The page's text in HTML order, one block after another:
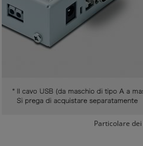
Particolare